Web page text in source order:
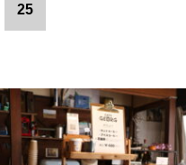
25